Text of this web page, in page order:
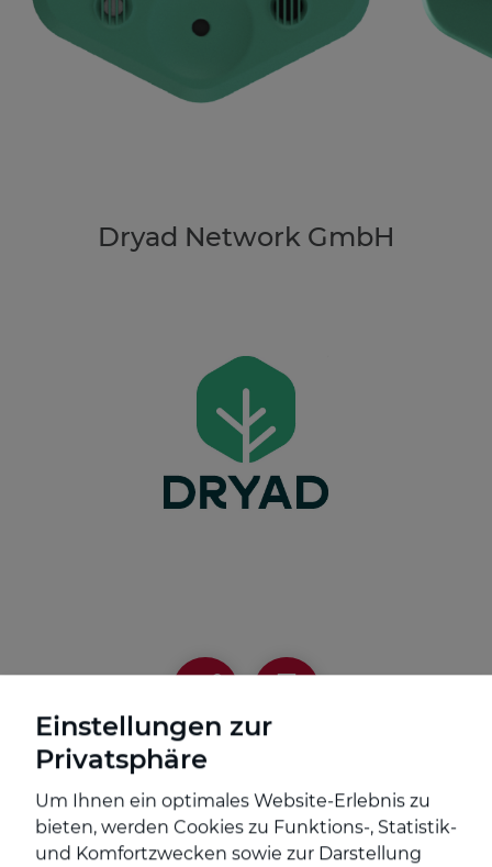
Dryad Network GmbH
Brandenburg Kapital - News zur
Dryad Networks GmbH
Einstellungen zur
Privatsphäre
Um Ihnen ein optimales Website-Erlebnis zu
bieten, werden Cookies zu Funktions-, Statistik-
und Komfortzwecken sowie zur Darstellung